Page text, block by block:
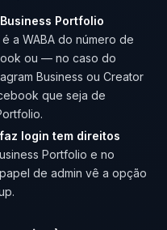
Portfolio
a WABA do número de
ou — no caso do
Business ou Creator
que seja de
login tem direitos
Portfolio e no
de admin vê a opção